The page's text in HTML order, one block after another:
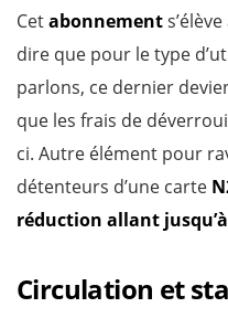
Cetabonnements’élève
dire que pour le type
parlons, ce dernier
que les frais de
ci. Autre élément pour
détenteurs d’une carte
réduction allant jusqu’à
Circulation et